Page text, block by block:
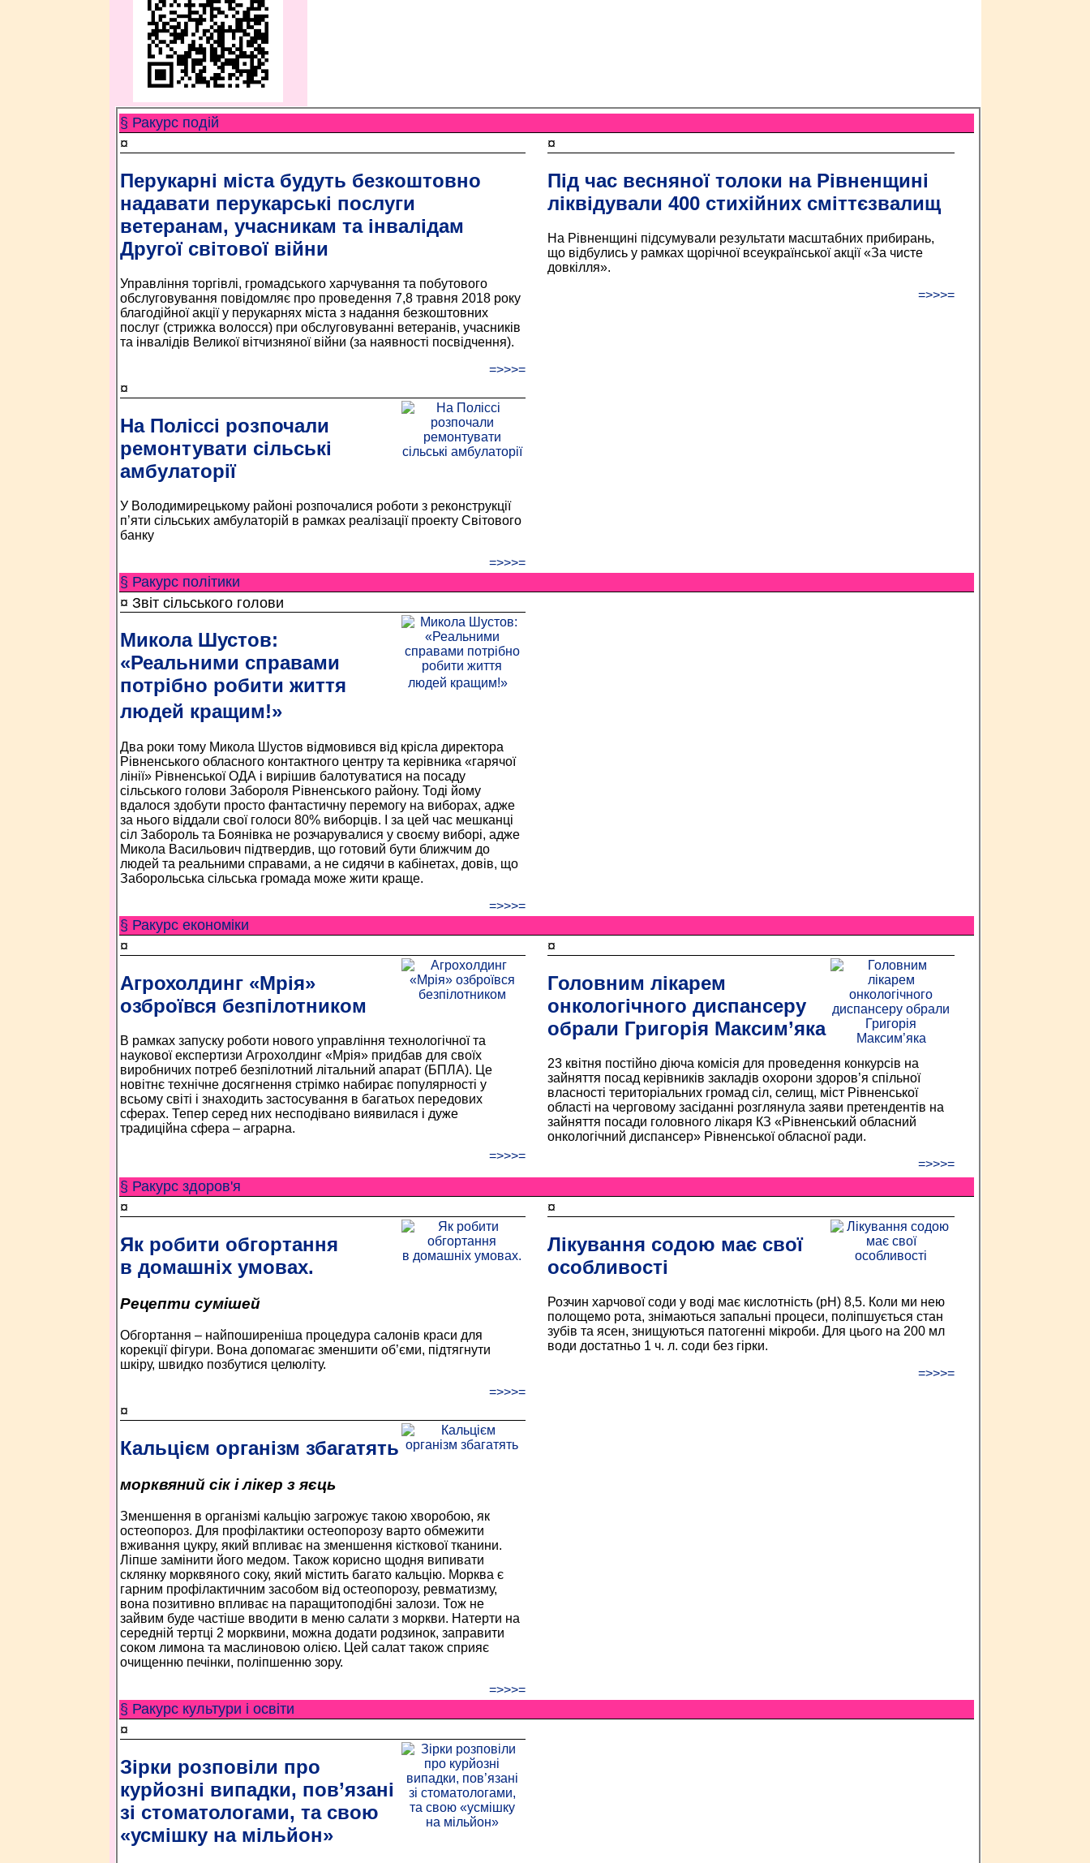
§ Ракурс подій
¤
Перукарні міста будуть безкоштовно
надавати перукарські послуги
ветеранам, учасникам та інвалідам
Другої світової війни
Управління торгівлі, громадського харчування та побутового
обслуговування повідомляє про проведення 7,8 травня 2018 року
благодійної акції у перукарнях міста з надання безкоштовних
послуг (стрижка волосся) при обслуговуванні ветеранів, учасників
та інвалідів Великої вітчизняної війни (за наявності посвідчення).
=>>>=
¤
Під час весняної толоки на Рівненщині
ліквідували 400 стихійних сміттєзвалищ
На Рівненщині підсумували результати масштабних прибирань,
що відбулись у рамках щорічної всеукраїнської акції «За чисте
довкілля».
=>>>=
¤
На Поліссі розпочали
ремонтувати сільські
амбулаторії
У Володимирецькому районі розпочалися роботи з реконструкції
п’яти сільських амбулаторій в рамках реалізації проекту Світового
банку
=>>>=
§ Ракурс політики
¤ Звіт сільського голови
Микола Шустов:
«Реальними справами
потрібно робити життя
людей кращим!»
Два роки тому Микола Шустов відмовився від крісла директора
Рівненського обласного контактного центру та керівника «гарячої
лінії» Рівненської ОДА і вирішив балотуватися на посаду
сільського голови Забороля Рівненського району. Тоді йому
вдалося здобути просто фантастичну перемогу на виборах, адже
за нього віддали свої голоси 80% виборців. І за цей час мешканці
сіл Забороль та Боянівка не розчарувалися у своєму виборі, адже
Микола Васильович підтвердив, що готовий бути ближчим до
людей та реальними справами, а не сидячи в кабінетах, довів, що
Заборольська сільська громада може жити краще.
=>>>=
§ Ракурс економiки
¤
Агрохолдинг «Мрія»
озброївся безпілотником
В рамках запуску роботи нового управління технологічної та
наукової експертизи Агрохолдинг «Мрія» придбав для своїх
виробничих потреб безпілотний літальний апарат (БПЛА). Це
новітнє технічне досягнення стрімко набирає популярності у
всьому світі і знаходить застосування в багатьох передових
сферах. Тепер серед них несподівано виявилася і дуже
традиційна сфера – аграрна.
=>>>=
¤
Головним лікарем
онкологічного диспансеру
обрали Григорія Максим’яка
23 квітня постійно діюча комісія для проведення конкурсів на
зайняття посад керівників закладів охорони здоров’я спільної
власності територіальних громад сіл, селищ, міст Рівненської
області на черговому засіданні розглянула заяви претендентів на
зайняття посади головного лікаря КЗ «Рівненський обласний
онкологічний диспансер» Рівненської обласної ради.
=>>>=
§ Ракурс здоров'я
¤
Як робити обгортання
в домашніх умовах.
Рецепти сумішей
Обгортання – найпоширеніша процедура салонів краси для
корекції фігури. Вона допомагає зменшити об’єми, підтягнути
шкіру, швидко позбутися целюліту.
=>>>=
¤
Лікування содою має свої
особливості
Розчин харчової соди у воді має кислотність (рН) 8,5. Коли ми нею
полощемо рота, знімаються запальні процеси, поліпшується стан
зубів та ясен, знищуються патогенні мікроби. Для цього на 200 мл
води достатньо 1 ч. л. соди без гірки.
=>>>=
¤
Кальцієм організм збагатять
морквяний сік і лікер з яєць
Зменшення в організмі кальцію загрожує такою хворобою, як
остеопороз. Для профілактики остеопорозу варто обмежити
вживання цукру, який впливає на зменшення кісткової тканини.
Ліпше замінити його медом. Також корисно щодня випивати
склянку морквяного соку, який містить багато кальцію. Морква є
гарним профілактичним засобом від остеопорозу, ревматизму,
вона позитивно впливає на паращитоподібні залози. Тож не
зайвим буде частіше вводити в меню салати з моркви. Натерти на
середній тертці 2 морквини, можна додати родзинок, заправити
соком лимона та маслиновою олією. Цей салат також сприяє
очищенню печінки, поліпшенню зору.
=>>>=
§ Ракурс культури і освіти
¤
Зірки розповіли про
курйозні випадки, пов’язані
зі стоматологами, та свою
«усмішку на мільйон»